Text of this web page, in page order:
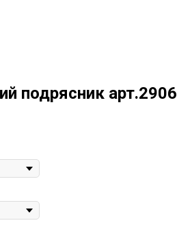
подрясник арт.2906